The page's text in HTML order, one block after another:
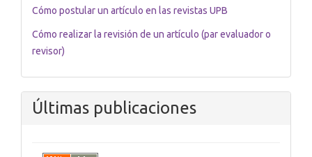
Cómo postular un artículo en las revistas UPB
Cómo realizar la revisión de un artículo (par evaluador o
revisor)
Últimas publicaciones